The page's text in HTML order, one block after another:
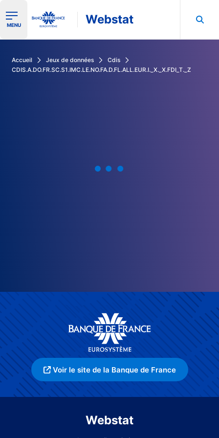
Ouvrir le menu de navigation
MENU Webstat
Accueil Jeux de données
Cdis
CDIS.A.DO.FR.SC.S1.IMC.LE.NO.FA.D.FL.ALL.EUR.I._X._X.FDI_T._Z
Voir le site de la Banque de France
Webstat